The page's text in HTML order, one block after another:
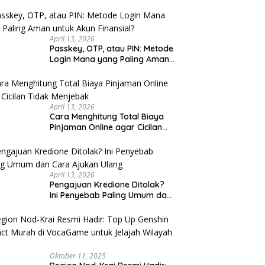
April 13, 2026
Passkey, OTP, atau PIN: Metode
Login Mana yang Paling Aman
April 13, 2026
Cara Menghitung Total Biaya
Pinjaman Online agar Cicilan
April 13, 2026
Pengajuan Kredione Ditolak?
Ini Penyebab Paling Umum dan
Oktober 11, 2025